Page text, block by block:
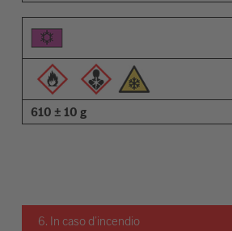
610 ± 10 g
6. In caso d’incendio